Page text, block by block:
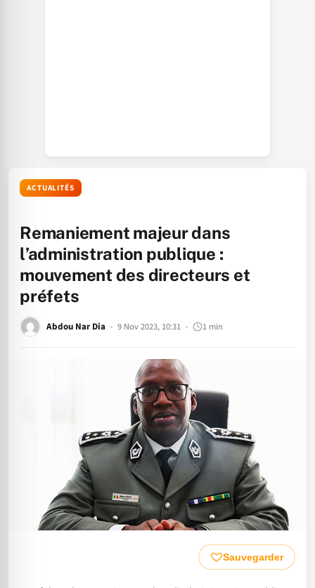
ACTUALITÉS
Remaniement majeur dans
l’administration publique :
mouvement des directeurs et
préfets
Abdou Nar Dia 9 Nov 2023, 10:31 1 min
Sauvegarder